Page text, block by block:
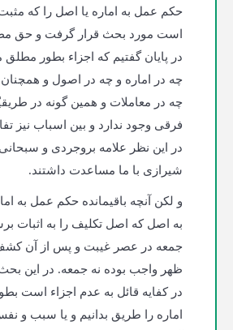
حکم عمل به اماره یا اصل را که
است مورد بحث قرار گرفت و حق
در پایان گفتیم که اجزاء بطور
چه در اماره و چه در اصول و
چه در معاملات و همین گونه در
فرقی وجود ندارد و بین اسباب نیز
در این نظر علامه بروجردی و
شیرازی با ما مساعدت داشتند.
و لکن آنچه باقیمانده حکم عمل به
به اصل که اصل تکلیف را به اثبات
جمعه در عصر غیبت و پس از آن
ظهر واجب بوده نه جمعه. در این
در کفایه قائل به عدم اجزاء است
اماره را طریق بدانیم و یا سبب و